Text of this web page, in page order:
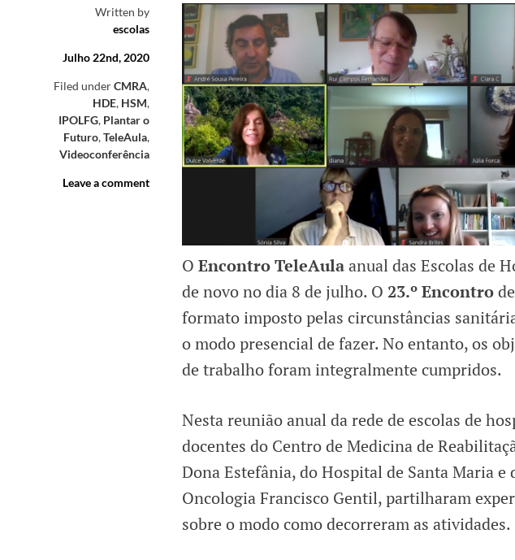
Written by
escolas
Julho 22nd, 2020
Filed underCMRA,
HDE, HSM,
IPOLFG, Plantar o
Futuro,TeleAula,
Videoconferência
Leave a comment
O Encontro TeleAulaanual das Escolas de
de novo no dia 8 de julho. O 23.º Encontro
formato imposto pelas circunstâncias
o modo presencial de fazer. No entanto, os
de trabalho foram integralmente cumpridos.
Nesta reunião anual da rede de escolas de
docentes do Centro de Medicina de
Dona Estefânia, do Hospital de Santa Maria
Oncologia Francisco Gentil, partilharam
sobre o modo como decorreram as atividades.